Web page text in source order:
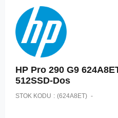
HP Pro 290 G9
512SSD-Dos
STOK KODU (624A8ET)